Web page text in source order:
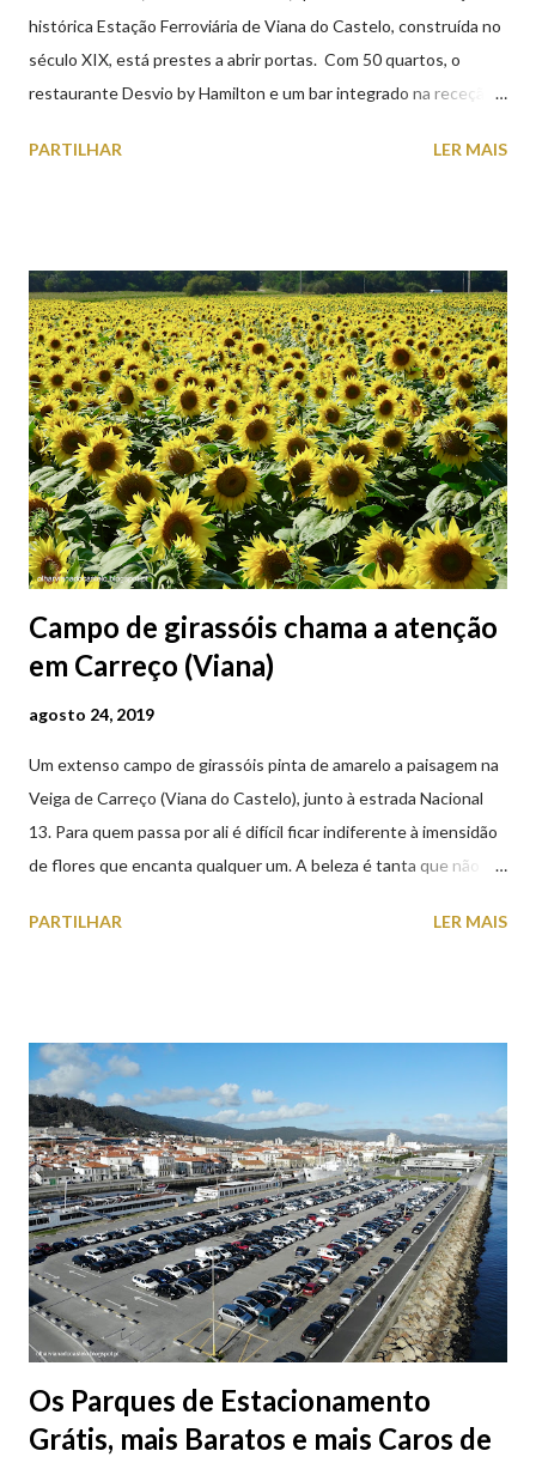
histórica Estação Ferroviária de Viana do Castelo, construída no
século XIX, está prestes a abrir portas. Com 50 quartos, o
restaurante Desvio by Hamilton e um bar integrado na receção,
peças históricas cedidas pela IP Património que homenageiam a
PARTILHAR LER MAIS
Campo de girassóis chama a atenção
em Carreço (Viana)
agosto 24, 2019
Um extenso campo de girassóis pinta de amarelo a paisagem na
Veiga de Carreço (Viana do Castelo), junto à estrada Nacional
13. Para quem passa por ali é difícil ficar indiferente à imensidão
de flores que encanta qualquer um. A beleza é tanta que não
aproveite a paisagem como cenário para tirar algumas
PARTILHAR LER MAIS
Os Parques de Estacionamento
Grátis, mais Baratos e mais Caros de